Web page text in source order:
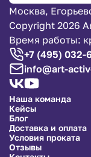
Москва,
Copyright 2026
Время работы:
+7 (495) 032-
info@art-
Наша команда
Кейсы
Блог
Доставка и оплата
Условия проката
Отзывы